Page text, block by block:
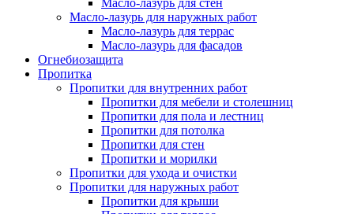
Масло-лазурь для стен
Масло-лазурь для наружных работ
Масло-лазурь для террас
Масло-лазурь для фасадов
Огнебиозащита
Пропитка
Пропитки для внутренних работ
Пропитки для мебели и столешниц
Пропитки для пола и лестниц
Пропитки для потолка
Пропитки для стен
Пропитки и морилки
Пропитки для ухода и очистки
Пропитки для наружных работ
Пропитки для крыши